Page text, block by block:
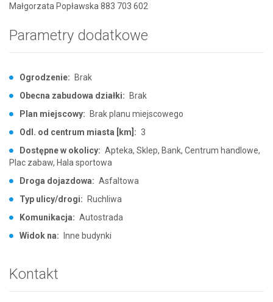
Małgorzata Popławska 883 703 602
Parametry dodatkowe
Ogrodzenie: Brak
Obecna zabudowa działki: Brak
Plan miejscowy: Brak planu miejscowego
Odl. od centrum miasta [km]: 3
Dostępne w okolicy: Apteka, Sklep, Bank, Centrum handlowe,
Plac zabaw, Hala sportowa
Droga dojazdowa: Asfaltowa
Typ ulicy/drogi: Ruchliwa
Komunikacja: Autostrada
Widok na: Inne budynki
Kontakt